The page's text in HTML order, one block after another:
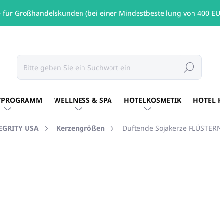
für Großhandelskunden (bei einer Mindestbestellung von 400
Suchen
WELLNESS & SPA HOTELKOSMETIK HOTEL
USA Kerzengrößen Duftende Sojakerze